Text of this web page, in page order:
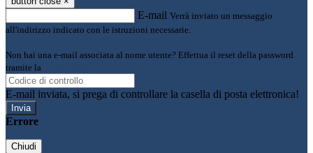
E-mail Verrà inviato un messaggio
all'indirizzo indicato con le istruzioni necessarie.
Non hai una e-mail associata al nome utente? Effettua il reset della password
tramite la
E-mail inviata, si prega di controllare la casella di posta elettronica!
Errore
Chiudi